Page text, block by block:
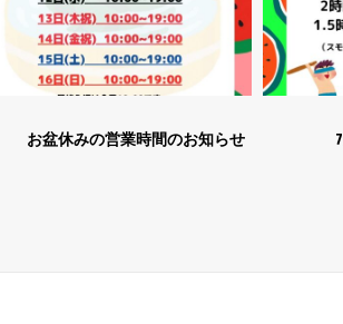
盆休みの営業時間のお知らせ
7月は